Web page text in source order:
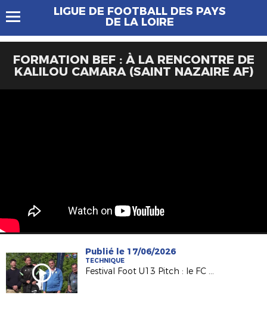
LIGUE DE FOOTBALL DES PAYS
DE LA LOIRE
FORMATION BEF : À LA RENCONTRE DE
KALILOU CAMARA (SAINT NAZAIRE AF)
Publié le 17/06/2026
TECHNIQUE
Festival Foot U13 Pitch : le FC Chalonnes Chaudefonds club support à l'organisation